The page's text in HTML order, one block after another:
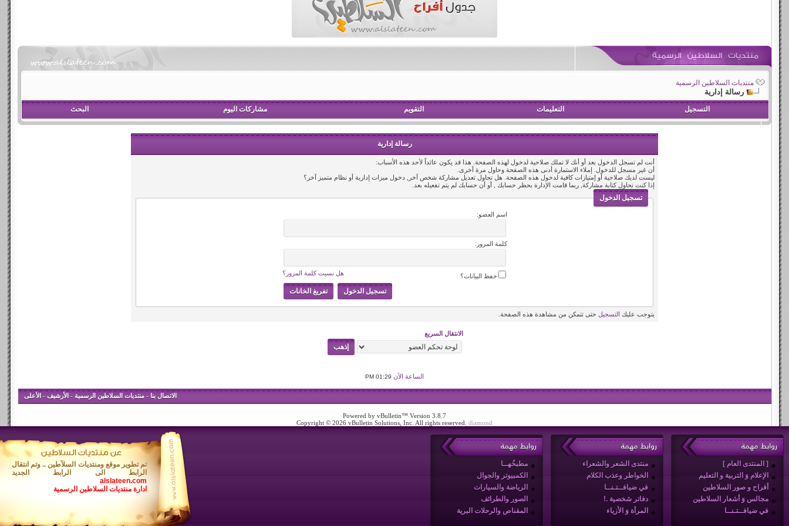
منتديات السلاطين الرسمية
رسالة إدارية
التسجيل التعليمات التقويم مشاركات اليوم البحث
رسالة إدارية
أنت لم تسجل الدخول بعد أو أنك لا تملك صلاحية لدخول لهذه الصفحة. هذا قد يكون عائداً لأحد هذه الأسباب:
أن غير مسجل للدخول. إملاء الاستمارة أدنى هذه الصفحة وحاول مرة أخرى.
ليست لديك صلاحية أو إمتيازات كافية لدخول هذه الصفحة. هل تحاول تعديل مشاركة شخص آخر, دخول ميزات إدارية أو نظام متميز آخر؟
إذا كنت تحاول كتابة مشاركة, ربما قامت الإدارة بحظر حسابك , أو أن حسابك لم يتم تفعيله بعد.
تسجيل الدخول
اسم العضو:
كلمة المرور:
هل نسيت كلمة المرور؟ حفظ البيانات؟
يتوجب عليك التسجيل حتى تتمكن من مشاهدة هذه الصفحة.
الانتقال السريع
الساعة الآن 01:29 PM
الاتصال بنا -منتديات السلاطين الرسمية - الأرشيف - الأعلى
Powered by vBulletin™ Version 3.8.7
Copyright © 2026 vBulletin Solutions, Inc. All rights reserved. diamond
روابط مهمة
[ المنتدى العام ]
الإعلام وَ التربية و التعليم
أفراح و صور السلاطين
مجالس وَ أشعار السلاطين
في ضيافــتـنــا
روابط مهمة
منتدى الشعر والشعراء
الخواطر وعذب الكلام
في ضيافــتـنــا
دفاتر شخصية .!
المرأة وَ الأزياء
روابط مهمة
مطبخُهــا
الكمبيوتر والجوال
الرياضة والسيارات
الصور والطرائف
المقناص والرحلات البرية
تم تطوير موقع ومنتديات السلآطين .. وتم انتقال
الرابط الى الرابط الجديد
alslateen.com
ادارة منتديات السلاطين الرسمية